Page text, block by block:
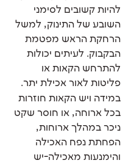
להיות קשובים לסימני
השובע של התינוק, למשל
הרחקת הראש מפטמת
הבקבוק. לעיתים יכולות
להתרחש הקאות או
פליטות לאור אכילת יתר.
במידה ויש הקאות חוזרות
בכל ארוחה, או חוסר שקט
ניכר במהלך ארוחות,
הפחתת נפח האכילה
והימנעות מאכילה-יש